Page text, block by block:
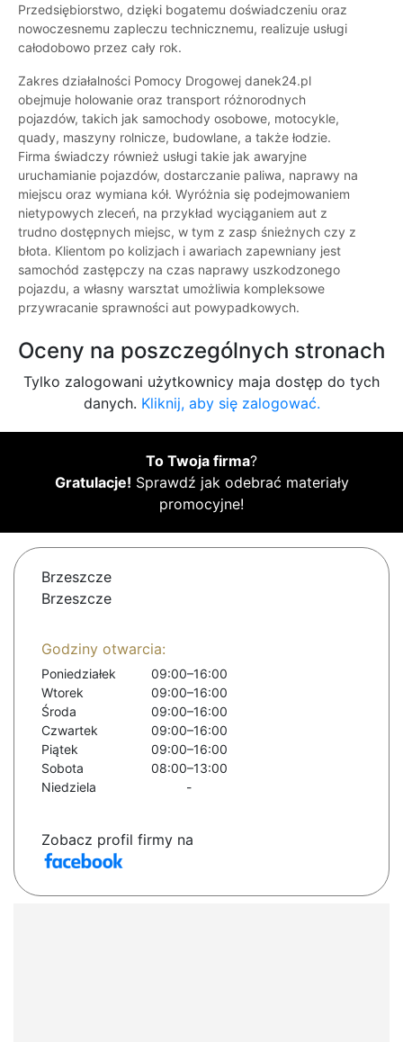
Przedsiębiorstwo, dzięki bogatemu doświadczeniu oraz
nowoczesnemu zapleczu technicznemu, realizuje usługi
całodobowo przez cały rok.
Zakres działalności Pomocy Drogowej danek24.pl
obejmuje holowanie oraz transport różnorodnych
pojazdów, takich jak samochody osobowe, motocykle,
quady, maszyny rolnicze, budowlane, a także łodzie.
Firma świadczy również usługi takie jak awaryjne
uruchamianie pojazdów, dostarczanie paliwa, naprawy na
miejscu oraz wymiana kół. Wyróżnia się podejmowaniem
nietypowych zleceń, na przykład wyciąganiem aut z
trudno dostępnych miejsc, w tym z zasp śnieżnych czy z
błota. Klientom po kolizjach i awariach zapewniany jest
samochód zastępczy na czas naprawy uszkodzonego
pojazdu, a własny warsztat umożliwia kompleksowe
przywracanie sprawności aut powypadkowych.
Oceny na poszczególnych stronach
Tylko zalogowani użytkownicy maja dostęp do tych
danych. Kliknij, aby się zalogować.
To Twoja firma?
Gratulacje! Sprawdź jak odebrać materiały
promocyjne!
Brzeszcze
Brzeszcze
Godziny otwarcia:
Poniedziałek
09:00–16:00
Wtorek
09:00–16:00
Środa
09:00–16:00
Czwartek
09:00–16:00
Piątek
09:00–16:00
Sobota
08:00–13:00
Niedziela
-
Zobacz profil firmy na